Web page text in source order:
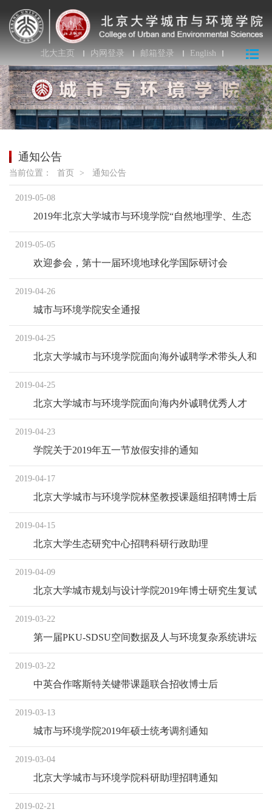
北大主页 内网登录 邮箱登录 English
通知公告
当前位置： 首页 > 通知公告
2019-05-08
2019年北京大学城市与环境学院“自然地理学、生态
学、环境科学全国优秀大学生暑期夏令营”报名通知
2019-05-05
欢迎参会，第十一届环境地球化学国际研讨会
2019-04-26
城市与环境学院安全通报
2019-04-25
北京大学城市与环境学院面向海外诚聘学术带头人和
优秀青年人才
2019-04-25
北京大学城市与环境学院面向海内外诚聘优秀人才
2019-04-23
学院关于2019年五一节放假安排的通知
2019-04-17
北京大学城市与环境学院林坚教授课题组招聘博士后
2019-04-15
北京大学生态研究中心招聘科研行政助理
2019-04-09
北京大学城市规划与设计学院2019年博士研究生复试
通知（含硕转博、申请-考核制)
2019-03-22
第一届PKU-SDSU空间数据及人与环境复杂系统讲坛
会议通知
2019-03-22
中英合作喀斯特关键带课题联合招收博士后
2019-03-13
城市与环境学院2019年硕士统考调剂通知
2019-03-04
北京大学城市与环境学院科研助理招聘通知
2019-02-21